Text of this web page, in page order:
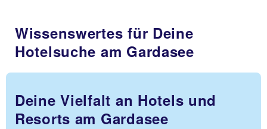
Wissenswertes für Deine
Hotelsuche am Gardasee
Deine Vielfalt an Hotels und
Resorts am Gardasee